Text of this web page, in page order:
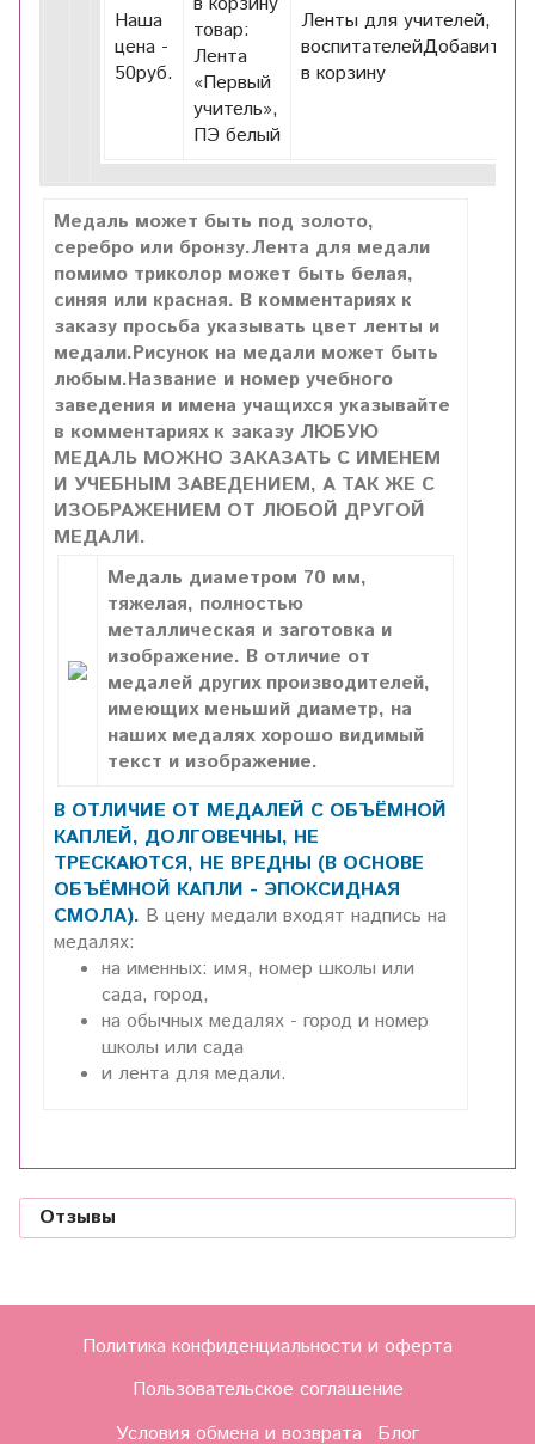
Наша
цена -
50руб.
Ленты для учителей,
воспитателейДобавить
в корзину
Медаль может быть под золото,
серебро или бронзу.Лента для медали
помимо триколор может быть белая,
синяя или красная. В комментариях к
заказу просьба указывать цвет ленты и
медали.Рисунок на медали может быть
любым.Название и номер учебного
заведения и имена учащихся указывайте
в комментариях к заказу ЛЮБУЮ
МЕДАЛЬ МОЖНО ЗАКАЗАТЬ С ИМЕНЕМ
И УЧЕБНЫМ ЗАВЕДЕНИЕМ, А ТАК ЖЕ С
ИЗОБРАЖЕНИЕМ ОТ ЛЮБОЙ ДРУГОЙ
МЕДАЛИ.
Медаль диаметром 70 мм,
тяжелая, полностью
металлическая и заготовка и
изображение. В отличие от
медалей других производителей,
имеющих меньший диаметр, на
наших медалях хорошо видимый
текст и изображение.
В ОТЛИЧИЕ ОТ МЕДАЛЕЙ С ОБЪЁМНОЙ
КАПЛЕЙ, ДОЛГОВЕЧНЫ, НЕ
ТРЕСКАЮТСЯ, НЕ ВРЕДНЫ (В ОСНОВЕ
ОБЪЁМНОЙ КАПЛИ - ЭПОКСИДНАЯ
СМОЛА). В цену медали входят надпись на
медалях:
на именных: имя, номер школы или
сада, город,
на обычных медалях - город и номер
школы или сада
и лента для медали.
Отзывы
Политика конфиденциальности и оферта
Пользовательское соглашение
Условия обмена и возврата
Блог